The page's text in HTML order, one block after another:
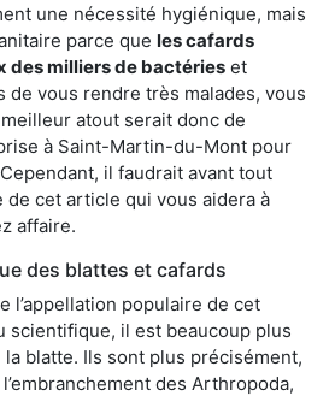
une nécessité hygiénique, mais
parce que les cafards
des milliers de bactéries et
de vous rendre très malades, vous
atout serait donc de
à Saint-Martin-du-Mont pour
il faudrait avant tout
de cet article qui vous aidera à
affaire.
des blattes et cafards
l’appellation populaire de cet
scientifique, il est beaucoup plus
blatte. Ils sont plus précisément,
des Arthropoda,